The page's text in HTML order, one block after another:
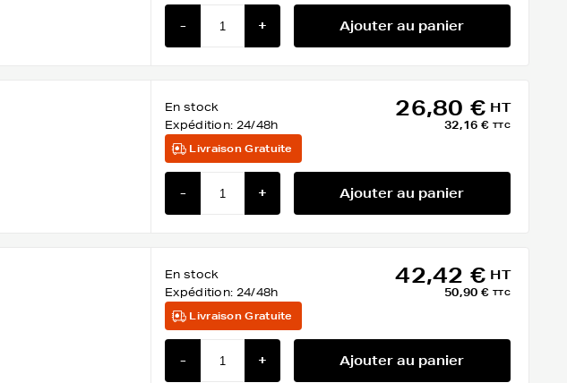
- + Ajouter au panier
En stock
Expédition: 24/48h
26,80 € HT
32,16 € TTC
Livraison Gratuite
- + Ajouter au panier
En stock
Expédition: 24/48h
42,42 € HT
50,90 € TTC
Livraison Gratuite
- + Ajouter au panier